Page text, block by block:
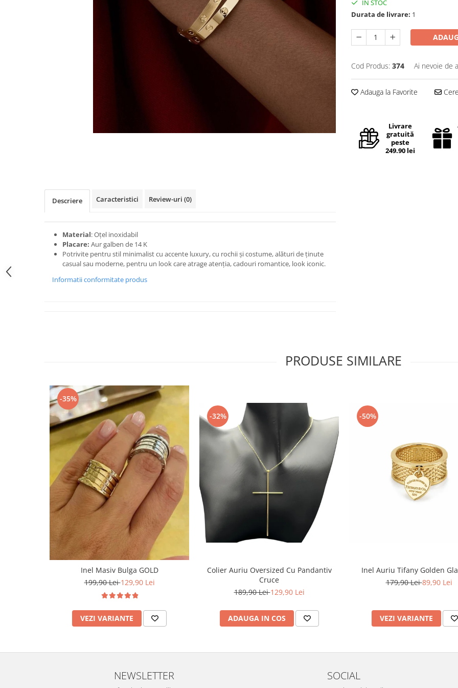
IN STOC
Durata de livrare: 1
Cod Produs: 374 Ai nevoie de
Adauga la Favorite
Livrare
gratuită
peste
249.90 lei
Descriere Caracteristici Review-uri (0)
Material: Oțel inoxidabil
Placare: Aur galben de 14 K
Potrivite pentru stil minimalist cu accente luxury, cu rochii și costume, alături de ținute
casual sau moderne, pentru un look care atrage atenția, cadouri romantice, look iconic.
Informatii conformitate produs
PRODUSE SIMILARE
-35%
Inel Masiv Bulga GOLD
199,90 Lei129,90 Lei
VEZI VARIANTE
-32%
Colier Auriu Oversized Cu Pandantiv
Cruce
189,90 Lei129,90 Lei
ADAUGA IN COS
-50%
Inel Auriu Tifany Golden
179,90 Lei89,90 Lei
VEZI VARIANTE
NEWSLETTER SOCIAL